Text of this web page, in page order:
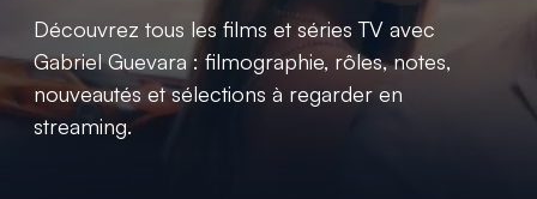
Découvrez tous les films et séries TV avec
Gabriel Guevara : filmographie, rôles, notes,
nouveautés et sélections à regarder en
streaming.